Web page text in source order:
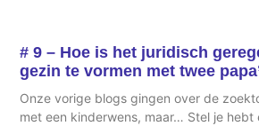
# 9 – Hoe is het juridisch
gezin te vormen met twee
Onze vorige blogs gingen over de
met een kinderwens, maar… Stel je hebt